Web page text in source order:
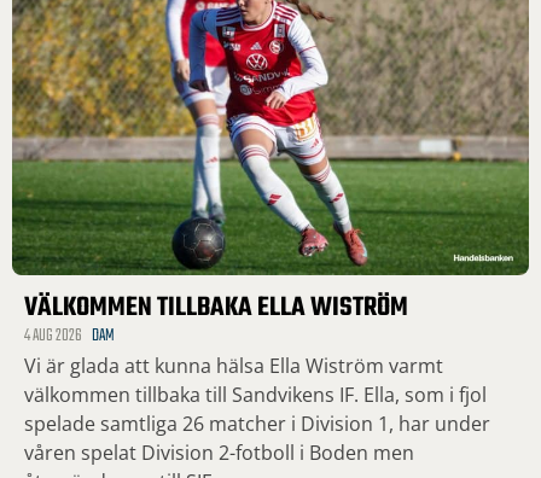
VÄLKOMMEN TILLBAKA ELLA WISTRÖM
4 AUG 2026 DAM
Vi är glada att kunna hälsa Ella Wiström varmt
välkommen tillbaka till Sandvikens IF. Ella, som i fjol
spelade samtliga 26 matcher i Division 1, har under
våren spelat Division 2-fotboll i Boden men